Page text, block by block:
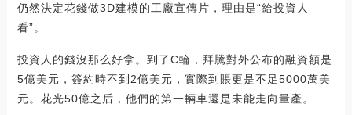
仍然決定花錢做3D建模的工廠宣傳片，理由是“給投資人
看”。
投資人的錢沒那么好拿。到了C輪，拜騰對外公布的融資額是
5億美元，簽約時不到2億美元，實際到賬更是不足5000萬美
元。花光50億之后，他們的第一輛車還是未能走向量產。